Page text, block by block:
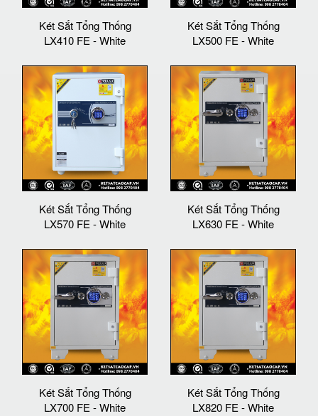
Két Sắt Tổng Thống
LX410 FE - White
Két Sắt Tổng Thống
LX500 FE - White
Két Sắt Tổng Thống
LX570 FE - White
Két Sắt Tổng Thống
LX630 FE - White
Két Sắt Tổng Thống
LX700 FE - White
Két Sắt Tổng Thống
LX820 FE - White